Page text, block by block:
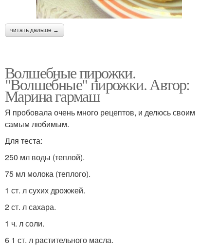
читать дальше →
Волшебные пирожки.
"Волшебные" пирожки. Автор:
Марина гармаш
Я пробовала очень много рецептов, и делюсь своим
самым любимым.
Для теста:
250 мл воды (теплой).
75 мл молока (теплого).
1 ст. л сухих дрожжей.
2 ст. л сахара.
1 ч. л соли.
6 1 ст. л растительного масла.